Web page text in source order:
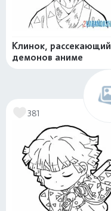
Клинок, рассекающий
демонов аниме
381